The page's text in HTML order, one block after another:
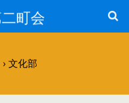
町会
文化部